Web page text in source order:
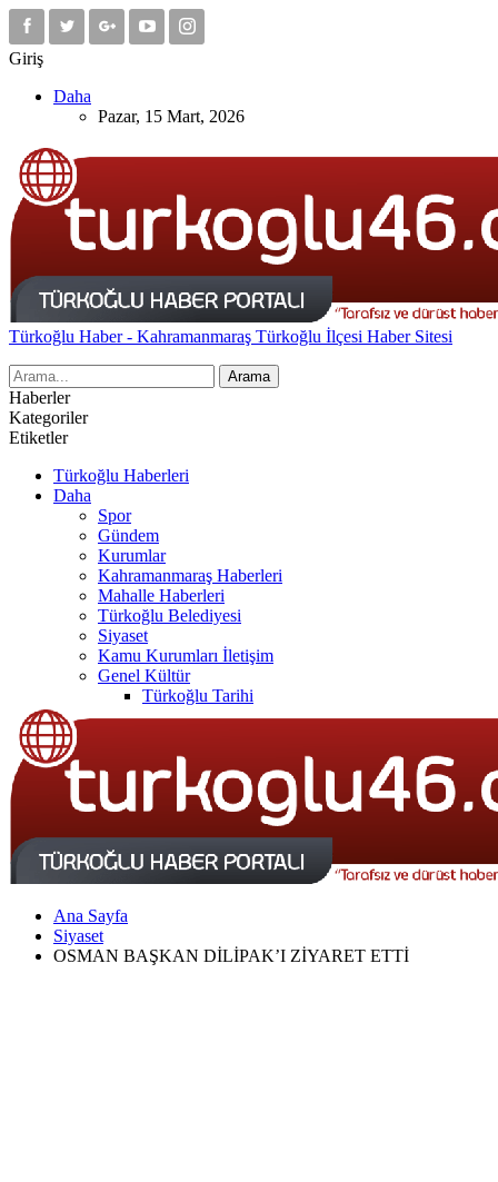
Giriş
Daha
Pazar, 15 Mart, 2026
Türkoğlu Haber - Kahramanmaraş Türkoğlu İlçesi Haber Sitesi
Haberler
Kategoriler
Etiketler
Türkoğlu Haberleri
Daha
Spor
Gündem
Kurumlar
Kahramanmaraş Haberleri
Mahalle Haberleri
Türkoğlu Belediyesi
Siyaset
Kamu Kurumları İletişim
Genel Kültür
Türkoğlu Tarihi
Türkoğlu Nüfusu
İklim ve Coğrafya
İletişim
Ana Sayfa
Siyaset
OSMAN BAŞKAN DİLİPAK’I ZİYARET ETTİ